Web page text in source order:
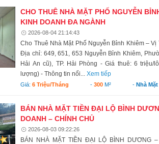
CHO THUÊ NHÀ MẶT PHỐ NGUYỄN
KINH DOANH ĐA NGÀNH
2026-08-04 21:14:43
Cho Thuê Nhà Mặt Phố Nguyễn Bỉnh Khiêm –
Địa chỉ: 649, 651, 653 Nguyễn Bỉnh Khiêm,
Hải An cũ), TP. Hải Phòng - Giá thuê: 6 triệu/
lượng) - Thông tin nổi...Xem tiếp
Giá:6 Triệu/tháng -300 M² - Nhà
BÁN NHÀ MẶT TIỀN ĐẠI LỘ BÌNH
DOANH – CHÍNH CHỦ
2026-08-03 09:22:26
BÁN NHÀ MẶT TIỀN ĐẠI LỘ BÌNH DƯƠNG